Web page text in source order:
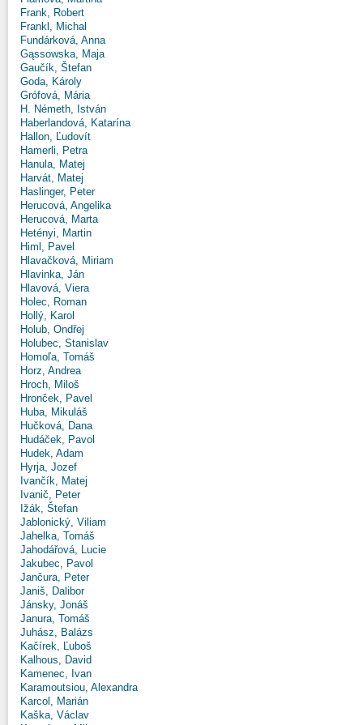
Frank, Robert
Frankl, Michal
Fundárková, Anna
Gąssowska, Maja
Gaučík, Štefan
Goda, Károly
Grófová, Mária
H. Németh, István
Haberlandová, Katarína
Hallon, Ľudovít
Hamerli, Petra
Hanula, Matej
Harvát, Matej
Haslinger, Peter
Herucová, Angelika
Herucová, Marta
Hetényi, Martin
Himl, Pavel
Hlavačková, Miriam
Hlavinka, Ján
Hlavová, Viera
Holec, Roman
Hollý, Karol
Holub, Ondřej
Holubec, Stanislav
Homoľa, Tomáš
Horz, Andrea
Hroch, Miloš
Hronček, Pavel
Huba, Mikuláš
Hučková, Dana
Hudáček, Pavol
Hudek, Adam
Hyrja, Jozef
Ivančík, Matej
Ivanič, Peter
Ižák, Štefan
Jablonický, Viliam
Jahelka, Tomáš
Jahodářová, Lucie
Jakubec, Pavol
Jančura, Peter
Janiš, Dalibor
Jánsky, Jonáš
Janura, Tomáš
Juhász, Balázs
Kačírek, Ľuboš
Kalhous, David
Kamenec, Ivan
Karamoutsiou, Alexandra
Karcol, Marián
Kaška, Václav